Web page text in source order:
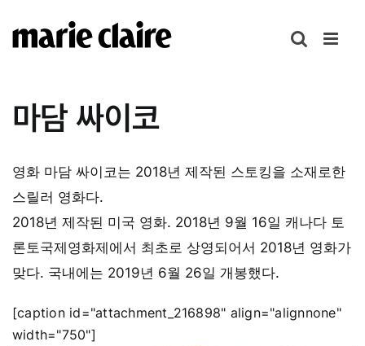
텐
마담 싸이코
영화 마담 싸이코는 2018년 제작된 스토킹을 소재로한
스릴러 영화다.
2018년 제작된 미국 영화. 2018년 9월 16일 캐나다 토
론토국제영화제에서 최초로 상영되어서 2018년 영화가
맞다. 국내에는 2019년 6월 26일 개봉했다.
[caption id="attachment_216898" align="alignnone"
width="750"]